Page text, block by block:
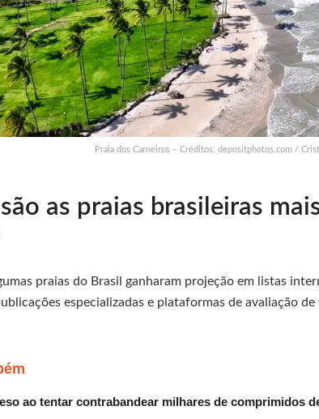
Praia dos Carneiros – Créditos: depositphotos.com /
as praias brasileiras
praias do Brasil ganharam projeção em listas
especializadas e plataformas de avaliação
ao tentar contrabandear milhares de comprimidos